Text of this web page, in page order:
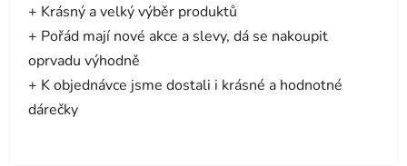
+ Krásný a velký výběr produktů
+ Pořád mají nové akce a slevy, dá se nakoupit
oprvadu výhodně
+ K objednávce jsme dostali i krásné a hodnotné
dárečky